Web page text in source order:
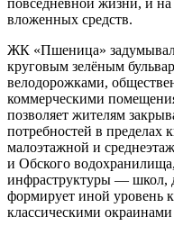
вложенных средств.
ЖК «Пшеница»
круговым зелёным
велодорожками,
коммерческими
позволяет жителям
потребностей в пределах
малоэтажной и
и Обского
инфраструктуры — школ,
формирует иной уровень
классическими